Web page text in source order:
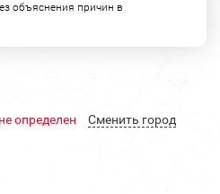
объяснения причин в
не определен Cменить город